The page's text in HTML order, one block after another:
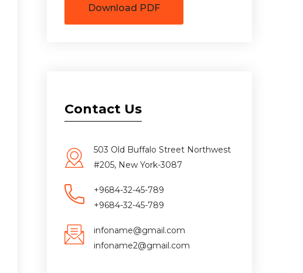
Download PDF
Contact Us
503 Old Buffalo Street Northwest
#205, New York-3087
+9684-32-45-789
+9684-32-45-789
infoname@gmail.com
infoname2@gmail.com